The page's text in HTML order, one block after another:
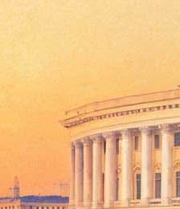
Таджикистана, обнаружила